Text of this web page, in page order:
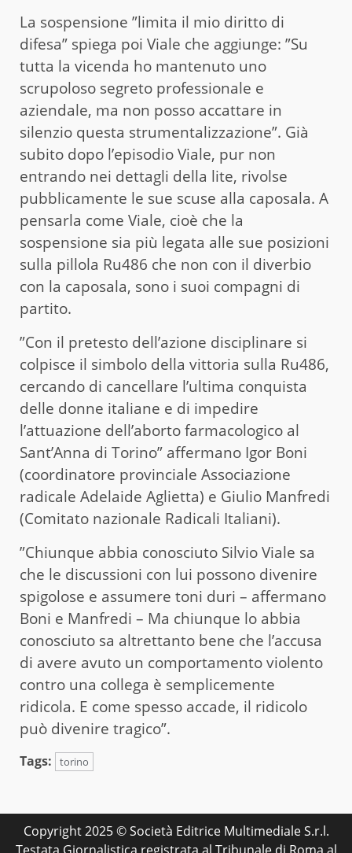
La sospensione ”limita il mio diritto di
difesa” spiega poi Viale che aggiunge: ”Su
tutta la vicenda ho mantenuto uno
scrupoloso segreto professionale e
aziendale, ma non posso accattare in
silenzio questa strumentalizzazione”. Già
subito dopo l’episodio Viale, pur non
entrando nei dettagli della lite, rivolse
pubblicamente le sue scuse alla caposala. A
pensarla come Viale, cioè che la
sospensione sia più legata alle sue posizioni
sulla pillola Ru486 che non con il diverbio
con la caposala, sono i suoi compagni di
partito.
”Con il pretesto dell’azione disciplinare si
colpisce il simbolo della vittoria sulla Ru486,
cercando di cancellare l’ultima conquista
delle donne italiane e di impedire
l’attuazione dell’aborto farmacologico al
Sant’Anna di Torino” affermano Igor Boni
(coordinatore provinciale Associazione
radicale Adelaide Aglietta) e Giulio Manfredi
(Comitato nazionale Radicali Italiani).
”Chiunque abbia conosciuto Silvio Viale sa
che le discussioni con lui possono divenire
spigolose e assumere toni duri – affermano
Boni e Manfredi – Ma chiunque lo abbia
conosciuto sa altrettanto bene che l’accusa
di avere avuto un comportamento violento
contro una collega è semplicemente
ridicola. E come spesso accade, il ridicolo
può divenire tragico”.
Tags: torino
Copyright 2025 © Società Editrice Multimediale S.r.l.